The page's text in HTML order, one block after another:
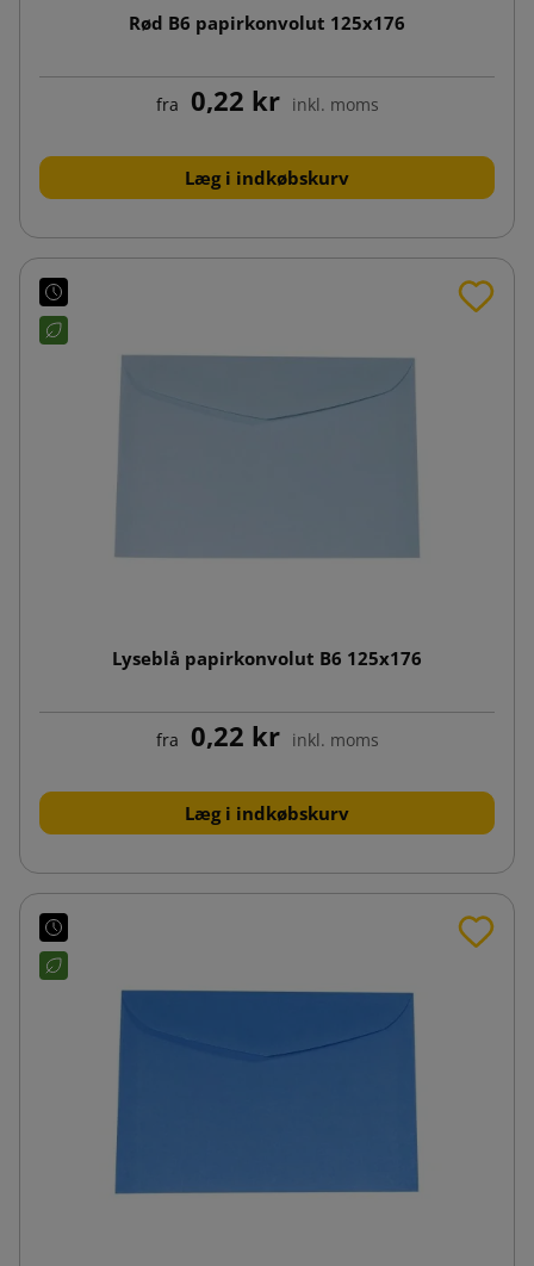
Rød B6 papirkonvolut 125x176
fra 0,22 kr inkl. moms
Læg i indkøbskurv
Lyseblå papirkonvolut B6 125x176
fra 0,22 kr inkl. moms
Læg i indkøbskurv